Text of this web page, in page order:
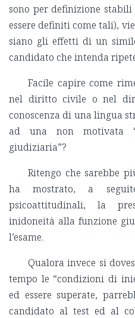
sono per definizione
essere definiti come tali),
siano gli effetti di un
candidato che intenda
Facile capire come
nel diritto civile o nel
conoscenza di una lingua
ad una non motivata
giudiziaria”?
Ritengo che sarebbe
ha mostrato, a
psicoattitudinali, la
inidoneità alla funzione
l’esame.
Qualora invece si
tempo le “condizioni di
ed essere superate,
candidato al test ed al